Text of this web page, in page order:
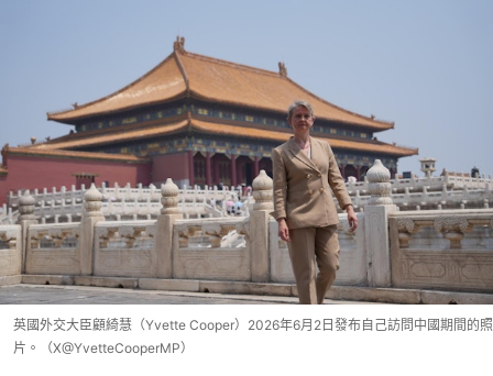
英國外交大臣顧綺慧（Yvette Cooper）2026年6月2日發布自己訪問中國期間的照
片。（X@YvetteCooperMP）